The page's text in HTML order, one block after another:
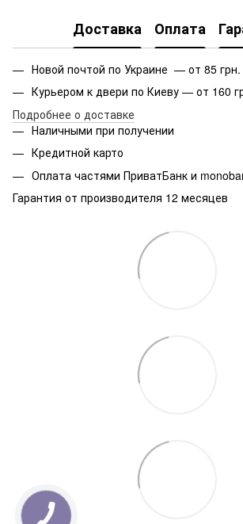
Доставка Оплата
Новой почтой по Украине — от 85 грн.
Курьером к двери по Киеву — от 160
Подробнее о доставке
Наличными при получении
Кредитной карто
Оплата частями ПриватБанк и
Гарантия от производителя 12 месяцев